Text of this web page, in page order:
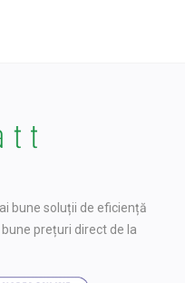
bune soluții de eficiență
prețuri direct de la